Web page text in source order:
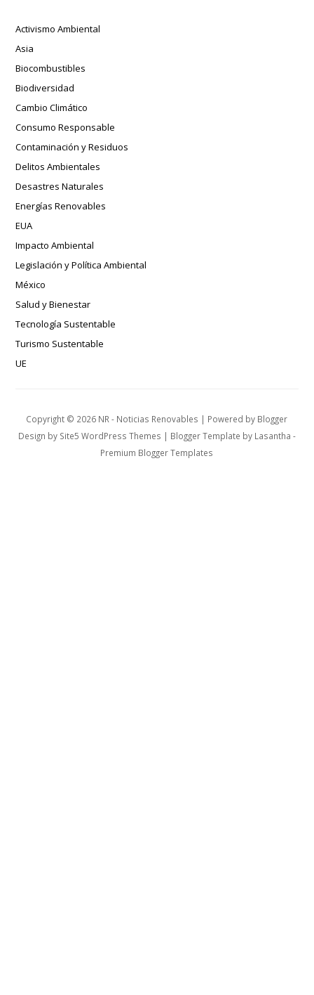
Activismo Ambiental
Asia
Biocombustibles
Biodiversidad
Cambio Climático
Consumo Responsable
Contaminación y Residuos
Delitos Ambientales
Desastres Naturales
Energías Renovables
EUA
Impacto Ambiental
Legislación y Política Ambiental
México
Salud y Bienestar
Tecnología Sustentable
Turismo Sustentable
UE
Copyright © 2026 NR - Noticias Renovables | Powered by Blogger
Design by Site5 WordPress Themes | Blogger Template by Lasantha -
Premium Blogger Templates